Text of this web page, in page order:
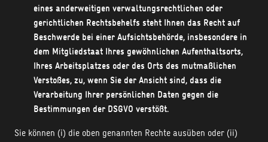
eines anderweitigen verwaltungsrechtlichen oder
gerichtlichen Rechtsbehelfs steht Ihnen das Recht auf
Beschwerde bei einer Aufsichtsbehörde, insbesondere in
dem Mitgliedstaat Ihres gewöhnlichen Aufenthaltsorts,
Ihres Arbeitsplatzes oder des Orts des mutmaßlichen
Verstoßes, zu, wenn Sie der Ansicht sind, dass die
Verarbeitung Ihrer persönlichen Daten gegen die
Bestimmungen der DSGVO verstößt.
Sie können (i) die oben genannten Rechte ausüben oder (ii)